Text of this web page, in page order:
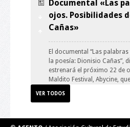
Documental «Las
ojos. Posibilidades
Cañas»
El documental “Las
la poesía: Dionisio Cañas”,
estrenará el próximo 22 de
Maldito Festival, Abycine,
VER TODOS